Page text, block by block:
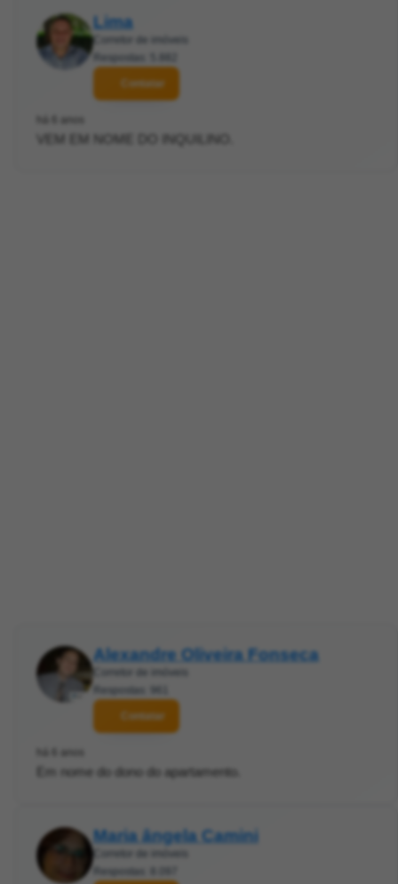
Lima
Corretor de imóveis
Respostas: 5.882
Contatar
há 6 anos
VEM EM NOME DO INQUILINO.
Alexandre Oliveira Fonseca
Corretor de imóveis
Respostas: 961
Contatar
há 6 anos
Em nome do dono do apartamento.
Maria ângela Camini
Corretor de imóveis
Respostas: 8.097